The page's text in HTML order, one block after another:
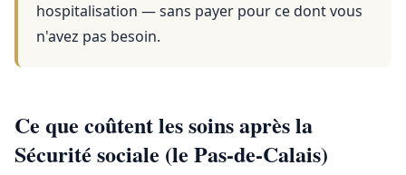
hospitalisation — sans payer pour ce dont vous
n'avez pas besoin.
Ce que coûtent les soins après la
Sécurité sociale (le Pas-de-Calais)